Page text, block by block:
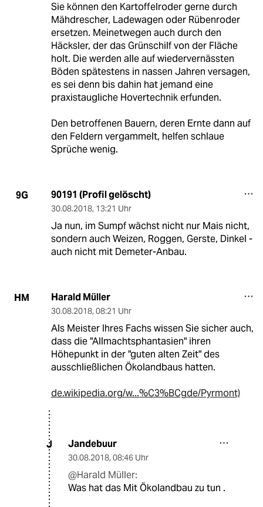
Sie können den Kartoffelroder gerne durch
Mähdrescher, Ladewagen oder Rübenroder
ersetzen. Meinetwegen auch durch den
Häcksler, der das Grünschilf von der Fläche
holt. Die werden alle auf wiedervernässten
Böden spätestens in nassen Jahren versagen,
es sei denn bis dahin hat jemand eine
praxistaugliche Hovertechnik erfunden.
Den betroffenen Bauern, deren Ernte dann auf
den Feldern vergammelt, helfen schlaue
Sprüche wenig.
9G 90191 (Profil gelöscht)
30.08.2018, 13:21 Uhr
Ja nun, im Sumpf wächst nicht nur Mais nicht,
sondern auch Weizen, Roggen, Gerste, Dinkel -
auch nicht mit Demeter-Anbau.
HM Harald Müller
30.08.2018, 08:21 Uhr
Als Meister Ihres Fachs wissen Sie sicher auch,
dass die "Allmachtsphantasien" ihren
Höhepunkt in der "guten alten Zeit" des
ausschließlichen Ökolandbaus hatten.
de.wikipedia.org/w...%C3%BCgde/Pyrmont)
J Jandebuur
30.08.2018, 08:46 Uhr
@Harald Müller:
Was hat das Mit Ökolandbau zu tun .